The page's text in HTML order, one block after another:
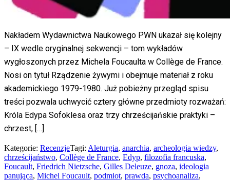
Nakładem Wydawnictwa Naukowego PWN ukazał się kolejny
– IX wedle oryginalnej sekwencji – tom wykładów
wygłoszonych przez Michela Foucaulta w Collège de France.
Nosi on tytuł Rządzenie żywymi i obejmuje materiał z roku
akademickiego 1979-1980. Już pobieżny przegląd spisu
treści pozwala uchwycić cztery główne przedmioty rozważań:
Króla Edypa Sofoklesa oraz trzy chrześcijańskie praktyki –
chrzest, […]
Kategorie: RecenzjeTagi: Aleturgia, anarchia, archeologia wiedzy,
chrześcijaństwo, Collège de France, Edyp, filozofia francuska,
Foucault, Friedrich Nietzsche, Gilles Deleuze, gnoza, ideologia
panująca, Michel Foucault, podmiot, prawda, psychoanaliza,